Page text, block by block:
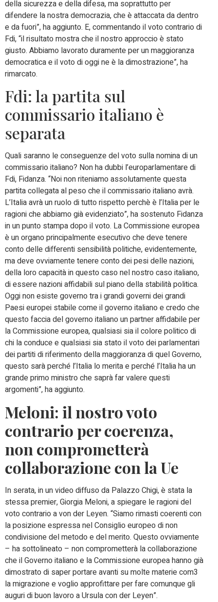
della sicurezza e della difesa, ma soprattutto per
difendere la nostra democrazia, che è attaccata da dentro
e da fuori”, ha aggiunto. E, commentando il voto contrario di
Fdi, “il risultato mostra che il nostro approccio è stato
giusto. Abbiamo lavorato duramente per un maggioranza
democratica e il voto di oggi ne è la dimostrazione”, ha
rimarcato.
Fdi: la partita sul
commissario italiano è
separata
Quali saranno le conseguenze del voto sulla nomina di un
commissario italiano? Non ha dubbi l’europarlamentare di
Fdi, Fidanza. “Noi non riteniamo assolutamente questa
partita collegata al peso che il commissario italiano avrà.
L’Italia avrà un ruolo di tutto rispetto perchè è l’Italia per le
ragioni che abbiamo già evidenziato”, ha sostenuto Fidanza
in un punto stampa dopo il voto. La Commissione europea
è un organo principalmente esecutivo che deve tenere
conto delle differenti sensibilità politiche, evidentemente,
ma deve ovviamente tenere conto dei pesi delle nazioni,
della loro capacità in questo caso nel nostro caso italiano,
di essere nazioni affidabili sul piano della stabilità politica.
Oggi non esiste governo tra i grandi governi dei grandi
Paesi europei stabile come il governo italiano e credo che
questo faccia del governo italiano un partner affidabile per
la Commissione europea, qualsiasi sia il colore politico di
chi la conduce e qualsiasi sia stato il voto dei parlamentari
dei partiti di riferimento della maggioranza di quel Governo,
questo sarà perché l’Italia lo merita e perché l’Italia ha un
grande primo ministro che saprà far valere questi
argomenti”, ha aggiunto.
Meloni: il nostro voto
contrario percoerenza,
non comprometterà
collaborazione con la Ue
In serata, in un video diffuso da Palazzo Chigi, è stata la
stessa premier, Giorgia Meloni, a spiegare le ragioni del
voto contrario a von der Leyen. “Siamo rimasti coerenti con
la posizione espressa nel Consiglio europeo di non
condivisione del metodo e del merito. Questo ovviamente
– ha sottolineato – non comprometterà la collaborazione
che il Governo italiano e la Commissione europea hanno già
dimostrato di saper portare avanti su molte materie com3
la migrazione e voglio approfittare per fare comunque gli
auguri di buon lavoro a Ursula con der Leyen”.